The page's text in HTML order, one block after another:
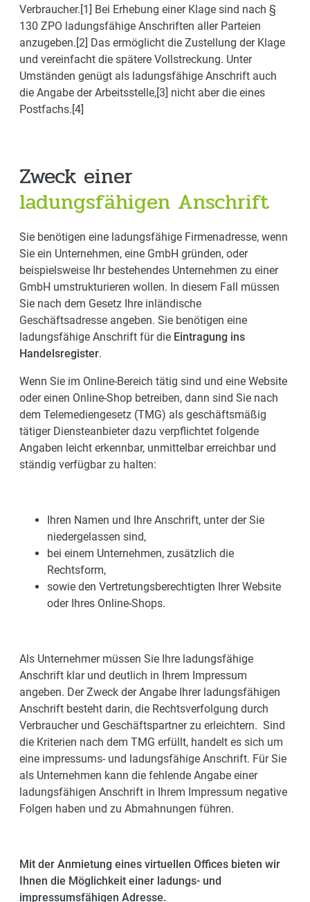
Verbraucher.[1] Bei Erhebung einer Klage sind nach §
130 ZPO ladungsfähige Anschriften aller Parteien
anzugeben.[2] Das ermöglicht die Zustellung der Klage
und vereinfacht die spätere Vollstreckung. Unter
Umständen genügt als ladungsfähige Anschrift auch
die Angabe der Arbeitsstelle,[3] nicht aber die eines
Postfachs.[4]
Zweck einer
ladungsfähigen Anschrift
Sie benötigen eine ladungsfähige Firmenadresse, wenn
Sie ein Unternehmen, eine GmbH gründen, oder
beispielsweise Ihr bestehendes Unternehmen zu einer
GmbH umstrukturieren wollen. In diesem Fall müssen
Sie nach dem Gesetz Ihre inländische
Geschäftsadresse angeben. Sie benötigen eine
ladungsfähige Anschrift für die Eintragung ins
Handelsregister.
Wenn Sie im Online-Bereich tätig sind und eine Website
oder einen Online-Shop betreiben, dann sind Sie nach
dem Telemediengesetz (TMG) als geschäftsmäßig
tätiger Diensteanbieter dazu verpflichtet folgende
Angaben leicht erkennbar, unmittelbar erreichbar und
ständig verfügbar zu halten:
Ihren Namen und Ihre Anschrift, unter der Sie
niedergelassen sind,
bei einem Unternehmen, zusätzlich die
Rechtsform,
sowie den Vertretungsberechtigten Ihrer Website
oder Ihres Online-Shops.
Als Unternehmer müssen Sie Ihre ladungsfähige
Anschrift klar und deutlich in Ihrem Impressum
angeben. Der Zweck der Angabe Ihrer ladungsfähigen
Anschrift besteht darin, die Rechtsverfolgung durch
Verbraucher und Geschäftspartner zu erleichtern. Sind
die Kriterien nach dem TMG erfüllt, handelt es sich um
eine impressums- und ladungsfähige Anschrift. Für Sie
als Unternehmen kann die fehlende Angabe einer
ladungsfähigen Anschrift in Ihrem Impressum negative
Folgen haben und zu Abmahnungen führen.
Mit der Anmietung eines virtuellen Offices bieten wir
Ihnen die Möglichkeit einer ladungs- und
impressumsfähigen Adresse.